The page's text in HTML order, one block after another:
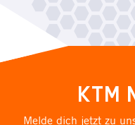
KTM
Melde dich jetzt zu